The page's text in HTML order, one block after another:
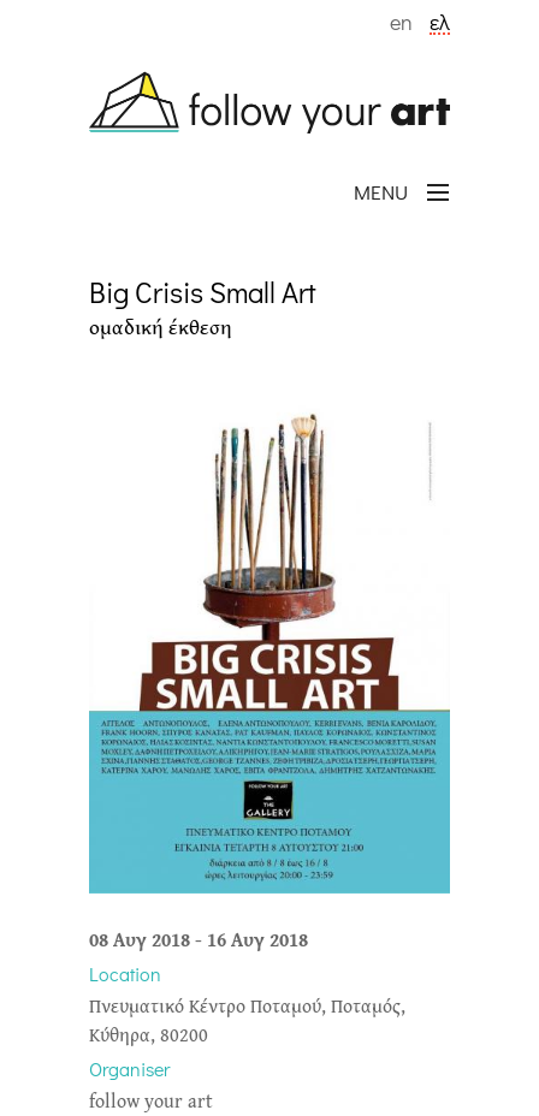
en ελ
MENU
Big Crisis Small Art
ομαδική έκθεση
08 Αυγ 2018- 16 Αυγ 2018
Location
Πνευματικό Κέντρο Ποταμού, Ποταμός,
Κύθηρα, 80200
Organiser
follow your art